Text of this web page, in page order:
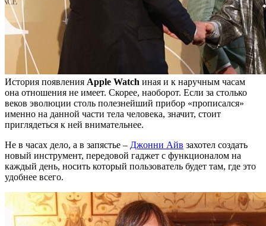
История появления Apple Watch иная и к наручным часам
она отношения не имеет. Скорее, наоборот. Если за столько
веков эволюции столь полезнейший прибор «прописался»
именно на данной части тела человека, значит, стоит
приглядеться к ней внимательнее.
Не в часах дело, а в запястье – Джонни Айв захотел создать
новый инструмент, передовой гаджет с функционалом на
каждый день, носить который пользователь будет там, где это
удобнее всего.